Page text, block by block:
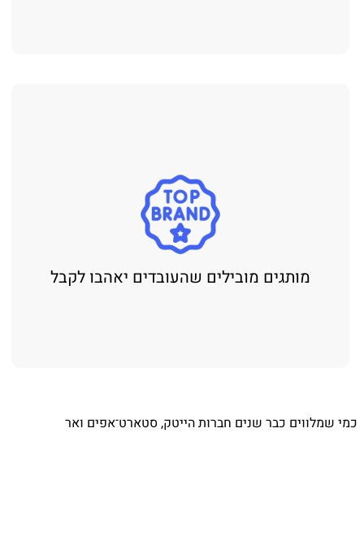
מותגים מובילים שהעובדים יאהבו לקבל
שמלווים כבר שנים חברות הייטק, סטארט־אפים ואר